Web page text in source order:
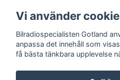
Sociala medier
Vi använder
Bilradiospecialisten Gotland
anpassa det innehåll som
få bästa tänkbara upplevelse